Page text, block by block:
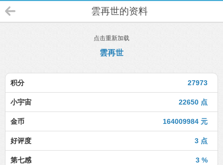
雲再世的资料
点击重新加载
雲再世
27973
积分
22650 点
小宇宙
164009984 元
金币
3 点
好评度
3 %
第七感